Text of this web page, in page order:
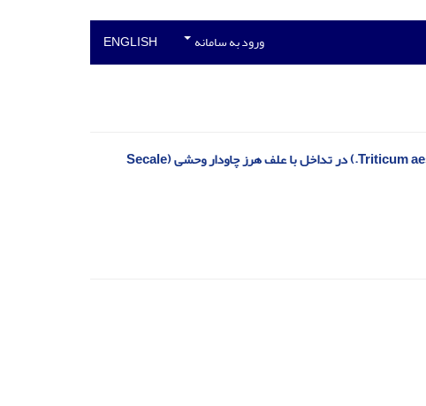
ورود به سامانه ENGLISH
ارزیابی مدل های تجربی رقابت در پیش بینی کاهش عملکرد ارقام گندم (Triticum aestivum L.) در تداخل با علف هرز چاودار وحشی (Secale